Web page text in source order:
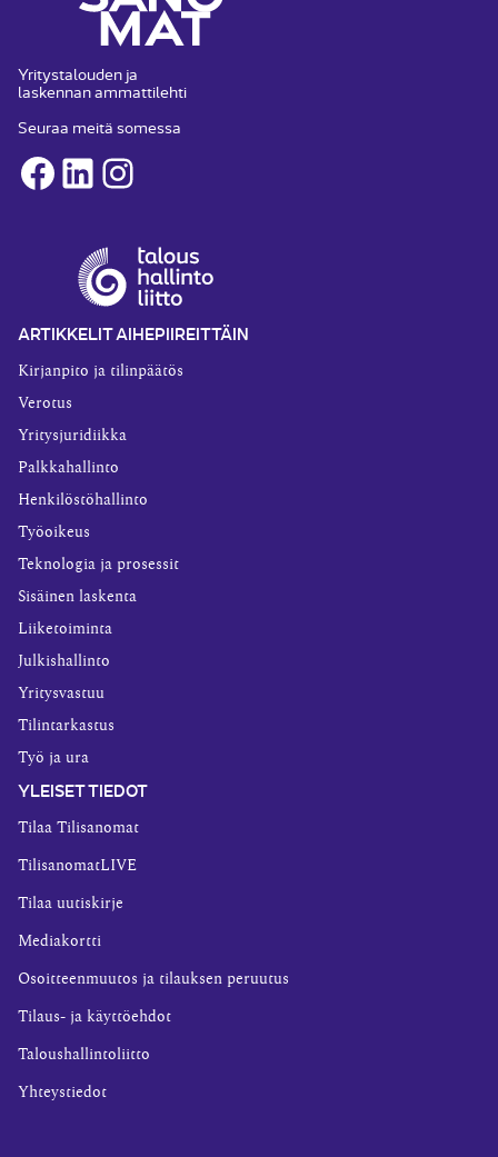
Yritystalouden ja
laskennan ammattilehti
Seuraa meitä somessa
Facebook
LinkedInInstagram
ARTIKKELIT AIHEPIIREITTÄIN
Kirjanpito ja tilinpäätös
Verotus
Yritysjuridiikka
Palkkahallinto
Henkilöstöhallinto
Työoikeus
Teknologia ja prosessit
Sisäinen laskenta
Liiketoiminta
Julkishallinto
Yritysvastuu
Tilintarkastus
Työ ja ura
YLEISET TIEDOT
Tilaa Tilisanomat
TilisanomatLIVE
Tilaa uutiskirje
Mediakortti
Osoitteenmuutos ja tilauksen peruutus
Tilaus- ja käyttöehdot
Taloushallintoliitto
Yhteystiedot